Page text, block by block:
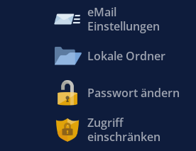
eMail
Einstellungen
Lokale Ordner
Passwort ändern
Zugriff
einschränken